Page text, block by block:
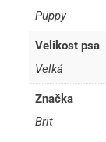
Puppy
Velikost psa
Velká
Značka
Brit